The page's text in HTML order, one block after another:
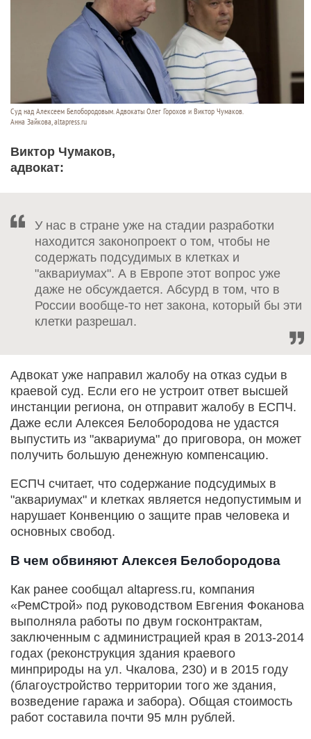
Суд над Алексеем Белобородовым. Адвокаты Олег Горохов и Виктор Чумаков.
Анна Зайкова, altapress.ru
Виктор Чумаков,
адвокат:
У нас в стране уже на стадии разработки
находится законопроект о том, чтобы не
содержать подсудимых в клетках и
"аквариумах". А в Европе этот вопрос уже
даже не обсуждается. Абсурд в том, что в
России вообще-то нет закона, который бы эти
клетки разрешал.
Адвокат уже направил жалобу на отказ судьи в
краевой суд. Если его не устроит ответ высшей
инстанции региона, он отправит жалобу в ЕСПЧ.
Даже если Алексея Белобородова не удастся
выпустить из "аквариума" до приговора, он может
получить большую денежную компенсацию.
ЕСПЧ считает, что содержание подсудимых в
"аквариумах" и клетках является недопустимым и
нарушает Конвенцию о защите прав человека и
основных свобод.
В чем обвиняют Алексея Белобородова
Как ранее сообщал altapress.ru, компания
«РемСтрой» под руководством Евгения Фоканова
выполняла работы по двум госконтрактам,
заключенным с администрацией края в 2013-2014
годах (реконструкция здания краевого
минприроды на ул. Чкалова, 230) и в 2015 году
(благоустройство территории того же здания,
возведение гаража и забора). Общая стоимость
работ составила почти 95 млн рублей.